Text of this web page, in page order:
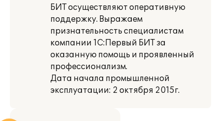
БИТ осуществляют оперативную
поддержку. Выражаем
признательность специалистам
компании 1С:Первый БИТ за
оказанную помощь и проявленный
профессионализм.
Дата начала промышленной
эксплуатации: 2 октября 2015г.